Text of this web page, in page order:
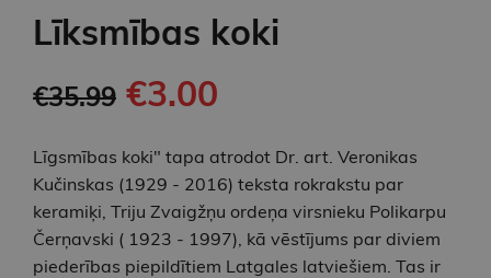
Līksmības koki
€35.99 €3.00
Līgsmības koki" tapa atrodot Dr. art. Veronikas
Kučinskas (1929 - 2016) teksta rokrakstu par
keramiķi, Triju Zvaigžņu ordeņa virsnieku Polikarpu
Čerņavski ( 1923 - 1997), kā vēstījums par diviem
piederības piepildītiem Latgales latviešiem. Tas ir